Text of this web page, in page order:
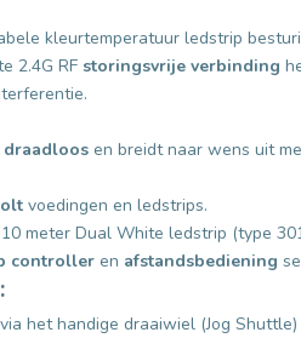
kleurtemperatuur ledstrip
2.4G RF storingsvrije verbinding
draadloos en breidt naar wens uit
voedingen en ledstrips.
meter Dual White ledstrip (type
controller en afstandsbediening
het handige draaiwiel (Jog Shuttle)